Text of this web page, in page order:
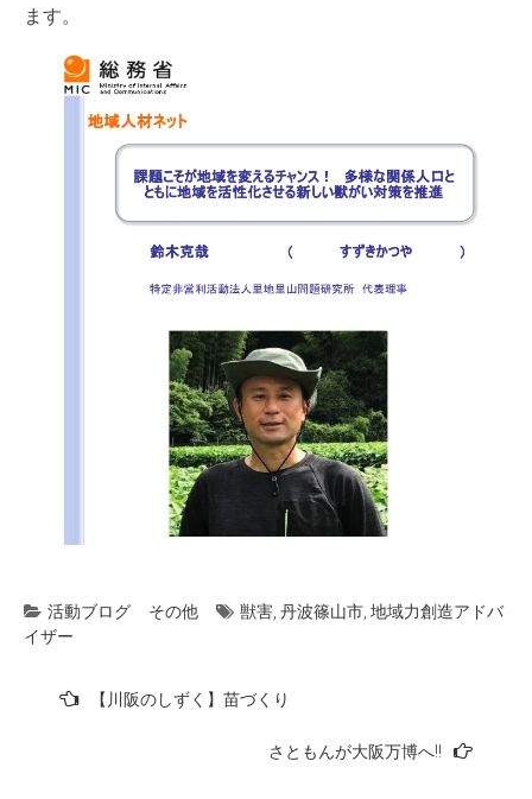
ます。
活動ブログ その他 獣害, 丹波篠山市, 地域力創造アドバ
イザー
【川阪のしずく】苗づくり
さともんが大阪万博へ!!